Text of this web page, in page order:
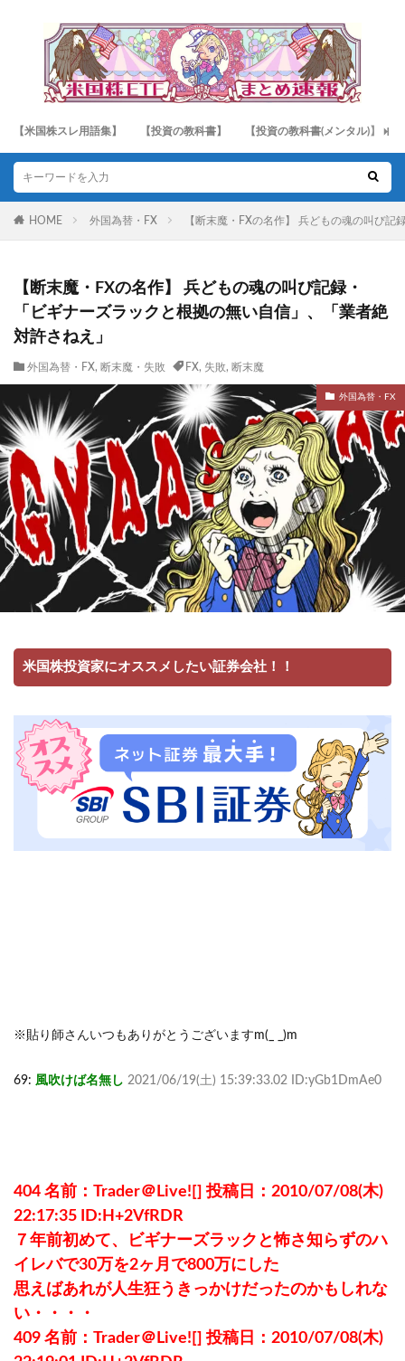
【米国株スレ用語集】 【投資の教科書】 【投資の教科書(メンタル)】
HOME 外国為替・FX 【断末魔・FXの名作】 兵どもの魂の叫び
【断末魔・FXの名作】 兵どもの魂の叫び記録・
「ビギナーズラックと根拠の無い自信」、「業者絶
対許さねえ」
外国為替・FX, 断末魔・失敗 FX, 失敗, 断末魔
外国為替・FX
米国株投資家にオススメしたい証券会社！！
※貼り師さんいつもありがとうございますm(_ _)m
69: 風吹けば名無し 2021/06/19(土) 15:39:33.02 ID:yGb1DmAe0
404 名前：Trader＠Live![] 投稿日：2010/07/08(木)
22:17:35 ID:H+2VfRDR
７年前初めて、ビギナーズラックと怖さ知らずのハ
イレバで30万を2ヶ月で800万にした
思えばあれが人生狂うきっかけだったのかもしれな
い・・・・
409 名前：Trader＠Live![] 投稿日：2010/07/08(木)